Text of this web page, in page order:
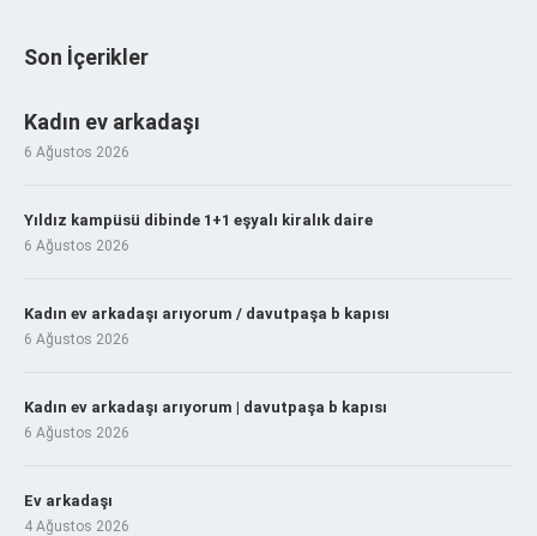
Son İçerikler
Kadın ev arkadaşı
6 Ağustos 2026
Yıldız kampüsü dibinde 1+1 eşyalı kiralık daire
6 Ağustos 2026
Kadın ev arkadaşı arıyorum / davutpaşa b kapısı
6 Ağustos 2026
Kadın ev arkadaşı arıyorum | davutpaşa b kapısı
6 Ağustos 2026
Ev arkadaşı
4 Ağustos 2026